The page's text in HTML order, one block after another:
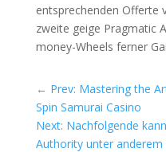
entsprechenden Offerte
zweite geige Pragmatic
money-Wheels ferner
← Prev: Mastering the
Spin Samurai Casino
Next: Nachfolgende
Authority unter anderem